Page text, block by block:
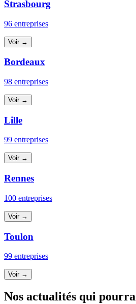
Strasbourg
96 entreprises
Voir →
Bordeaux
98 entreprises
Voir →
Lille
99 entreprises
Voir →
Rennes
100 entreprises
Voir →
Toulon
99 entreprises
Voir →
Nos actualités qui